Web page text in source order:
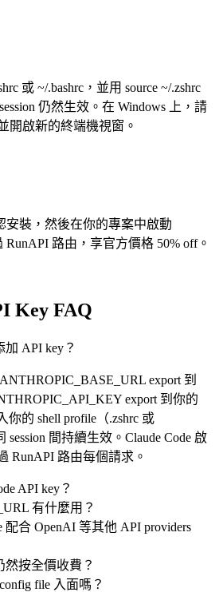
或 ~/.bashrc，並用 source ~/.zshrc
仍然生效。在 Windows 上，請
開啟新的終端機視窗。
安裝，然後在你的專案中啟動
RunAPI 路由，享官方價格 50% off。
Key FAQ
加 API key？
export 到
export 到你的
你的 shell profile（.zshrc 或
session 間持續生效。Claude Code 啟
RunAPI 路由每個請求。
API key？
有什麼用？
配合 OpenAI 等其他 API providers
然按全價收費？
file 入面嗎？